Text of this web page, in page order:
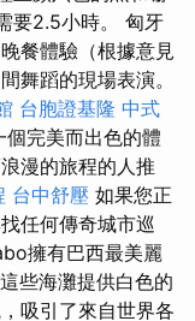
要2.5小時。 匈牙
餐體驗（根據意見
舞蹈的現場表演。
台胞證基隆 中式
完美而出色的體
漫的旅程的人推
台中舒壓 如果您正
任何傳奇城市巡
擁有巴西最美麗
這些海灘提供白色的
吸引了來自世界各